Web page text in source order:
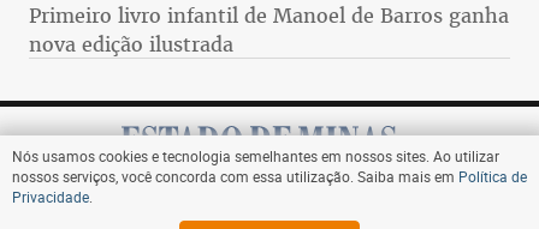
Primeiro livro infantil de Manoel de Barros ganha
nova edição ilustrada
Assine
Nós usamos cookies e tecnologia semelhantes em nossos sites. Ao utilizar
nossos serviços, você concorda com essa utilização. Saiba mais em Política de
Privacidade